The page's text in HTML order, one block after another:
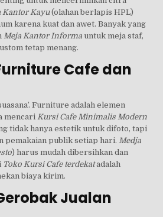
Kantor Kayu(olahan berlapis HPL)
karena kuat dan awet. Banyak yang
Meja Kantor Informa untuk meja staf,
tetap menang.
Cafe dan
Furniture adalah elemen
mencariKursi Cafe Minimalis Modern
tidak hanya estetik untuk difoto, tapi
pemakaian publik setiap hari.Medja
) harus mudah dibersihkan dan
Toko Kursi Cafe terdekatadalah
biaya kirim.
Jualan